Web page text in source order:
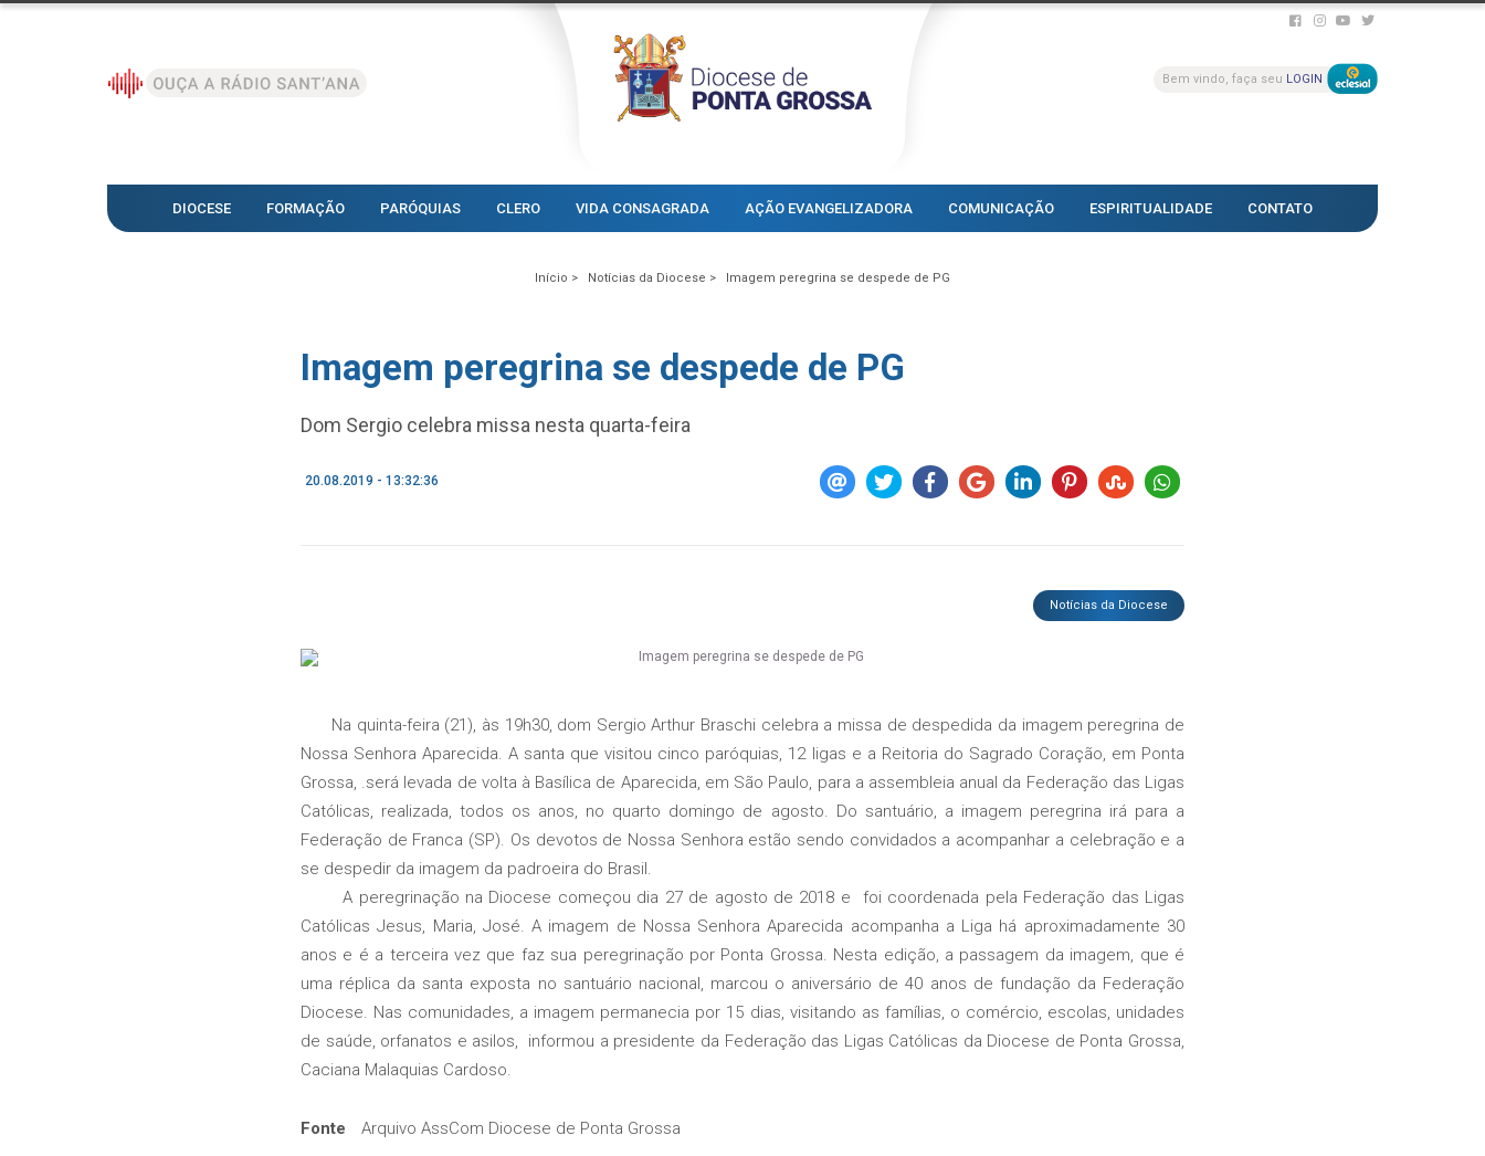
Bem vindo, faça seu LOGIN
DIOCESE FORMAÇÃO PARÓQUIAS CLERO VIDA CONSAGRADA AÇÃO EVANGELIZADORA COMUNICAÇÃO ESPIRITUALIDADE CONTATO
Início > Notícias da Diocese > Imagem peregrina se despede de PG
Imagem peregrina se despede de PG
Dom Sergio celebra missa nesta quarta-feira
20.08.2019 - 13:32:36
Notícias da Diocese
Na quinta-feira (21), às 19h30, dom Sergio Arthur Braschi celebra a missa de despedida da imagem peregrina de
Nossa Senhora Aparecida. A santa que visitou cinco paróquias, 12 ligas e a Reitoria do Sagrado Coração, em Ponta
Grossa, .será levada de volta à Basílica de Aparecida, em São Paulo, para a assembleia anual da Federação das Ligas
Católicas, realizada, todos os anos, no quarto domingo de agosto. Do santuário, a imagem peregrina irá para a
Federação de Franca (SP). Os devotos de Nossa Senhora estão sendo convidados a acompanhar a celebração e a
se despedir da imagem da padroeira do Brasil.
A peregrinação na Diocese começou dia 27 de agosto de 2018 e foi coordenada pela Federação das Ligas
Católicas Jesus, Maria, José. A imagem de Nossa Senhora Aparecida acompanha a Liga há aproximadamente 30
anos e é a terceira vez que faz sua peregrinação por Ponta Grossa. Nesta edição, a passagem da imagem, que é
uma réplica da santa exposta no santuário nacional, marcou o aniversário de 40 anos de fundação da Federação
Diocese. Nas comunidades, a imagem permanecia por 15 dias, visitando as famílias, o comércio, escolas, unidades
de saúde, orfanatos e asilos, informou a presidente da Federação das Ligas Católicas da Diocese de Ponta Grossa,
Caciana Malaquias Cardoso.
Fonte Arquivo AssCom Diocese de Ponta Grossa